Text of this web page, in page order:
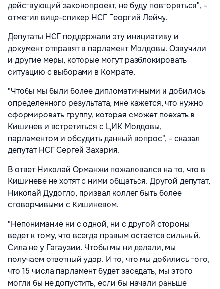
действующий законопроект, не буду повторяться", -
отметил вице-спикер НСГ Георгий Лейчу.
Депутаты НСГ поддержали эту инициативу и
документ отправят в парламент Молдовы. Озвучили
и другие меры, которые могут разблокировать
ситуацию с выборами в Комрате.
"Чтобы мы были более дипломатичными и добились
определенного результата, мне кажется, что нужно
сформировать группу, которая сможет поехать в
Кишинев и встретиться с ЦИК Молдовы,
парламентом и обсудить данный вопрос", - сказал
депутат НСГ Сергей Захария.
В ответ Николай Орманжи пожаловался на то, что в
Кишиневе не хотят с ними общаться. Другой депутат,
Николай Дудогло, призвал коллег быть более
сговорчивыми с Кишиневом.
"Непонимание ни с одной, ни с другой стороны
ведет к тому, что всегда правым остается сильный.
Сила не у Гагаузии. Чтобы мы ни делали, мы
получаем ответный удар. И то, что мы добились того,
что 15 числа парламент будет заседать, мы этого
могли бы не допустить, если бы начали раньше